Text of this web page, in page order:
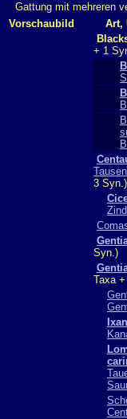
Gattung mit mehreren
Vorschaubild
Art,
+ 1
3 Syn.)
Syn.)
Taxa